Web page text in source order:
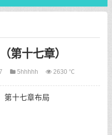
第十七章）
5hhhhh 2630 ℃
局